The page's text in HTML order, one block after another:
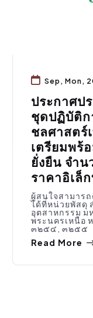
Sep, Mon,
ประกาศป
ชุดปฏิบัติก
ชลศาสตร์
เตรียมพร้
ยั่งยืน จำ
ราคาอิเล็
ผู้สนใจสามาร
ได้ที่หน่วยพัสดุ
อุตสาหกรรม ม
พระนครเหนือ
๓๒๕๔, ๓๒๕๕
Read More